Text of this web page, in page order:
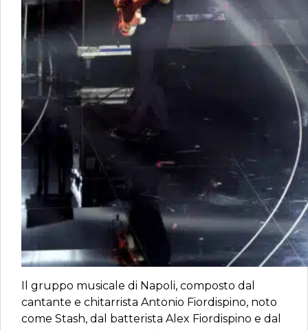
Il gruppo musicale di Napoli, composto dal
cantante e chitarrista Antonio Fiordispino, noto
come Stash, dal batterista Alex Fiordispino e dal